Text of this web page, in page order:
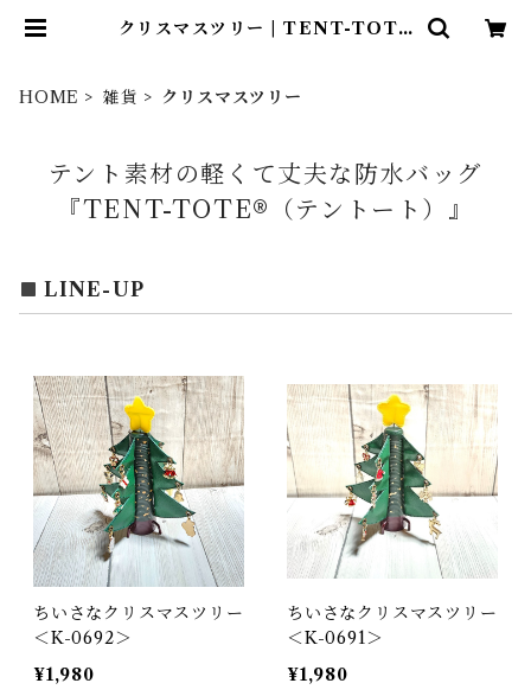
クリスマスツリー | TENT-TOTE
HOME 雑貨 クリスマスツリー
テント素材の軽くて丈夫な防水バッグ
『TENT-TOTE®（テントート）』
LINE-UP
ちいさなクリスマスツリー
＜K-0692＞
¥1,980
ちいさなクリスマスツリー
＜K-0691＞
¥1,980